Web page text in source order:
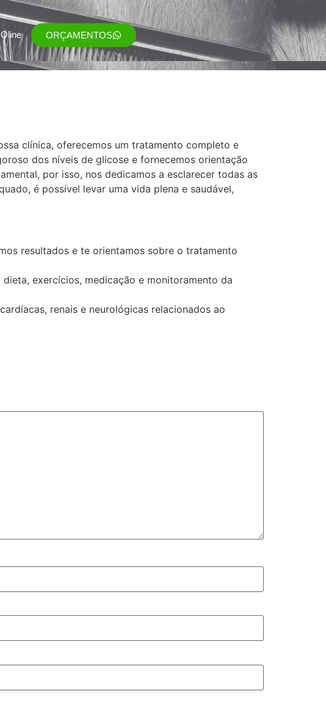
ORÇAMENTOS
clínica, oferecemos um tratamento completo e
dos níveis de glicose e fornecemos orientação
por isso, nos dedicamos a esclarecer todas as
é possível levar uma vida plena e saudável,
resultados e te orientamos sobre o tratamento
exercícios, medicação e monitoramento da
renais e neurológicas relacionados ao